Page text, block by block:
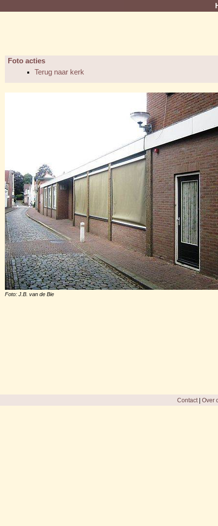
Foto acties
Terug naar kerk
Foto: J.B. van de Bie
Contact| Over